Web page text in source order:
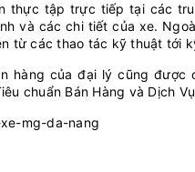
thực tập trực tiếp tại các
và các chi tiết của xe.
từ các thao tác kỹ thuật tới
hàng của đại lý cũng được
chuẩn Bán Hàng và Dịch Vụ